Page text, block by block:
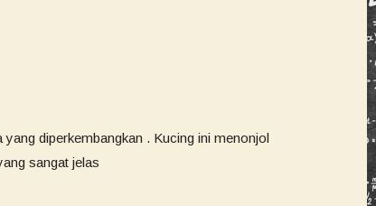
diperkembangkan . Kucing ini menonjol
sangat jelas